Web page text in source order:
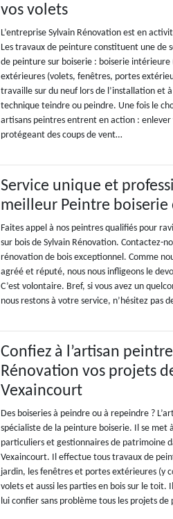
vos volets
L’entreprise Sylvain Rénovation est en
Les travaux de peinture constituent une de
de peinture sur boiserie : boiserie
extérieures (volets, fenêtres, portes
travaille sur du neuf lors de l’installation et
technique teindre ou peindre. Une fois le
artisans peintres entrent en action : enlever
protégeant des coups de vent…
Service unique et
meilleur Peintre boiserie
Faites appel à nos peintres qualifiés pour
sur bois de Sylvain Rénovation. Contactez-
rénovation de bois exceptionnel. Comme
agréé et réputé, nous nous infligeons le
C’est volontaire. Bref, si vous avez un
nous restons à votre service, n’hésitez pas
Confiez à l’artisan
Rénovation vos projets
Vexaincourt
Des boiseries à peindre ou à repeindre ?
spécialiste de la peinture boiserie. Il se met
particuliers et gestionnaires de patrimoine
Vexaincourt. Il effectue tous travaux de
jardin, les fenêtres et portes extérieures (y
volets et aussi les parties en bois sur le
lui confier sans problème tous les projets